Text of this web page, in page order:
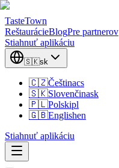
TasteTown
ReštaurácieBlogPre partnerov
Stiahnuť aplikáciu
🇸🇰sk
🇨🇿Češtinacs
🇸🇰Slovenčinask
🇵🇱Polskipl
🇬🇧Englishen
Stiahnuť aplikáciu